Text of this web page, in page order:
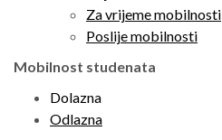
Za vrijeme mobilnosti
Poslije mobilnosti
Mobilnost studenata
Dolazna
Odlazna